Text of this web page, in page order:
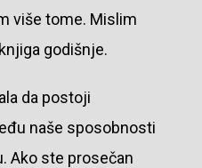
više tome. Mislim
godišnje.
da postoji
naše sposobnosti
Ako ste prosečan